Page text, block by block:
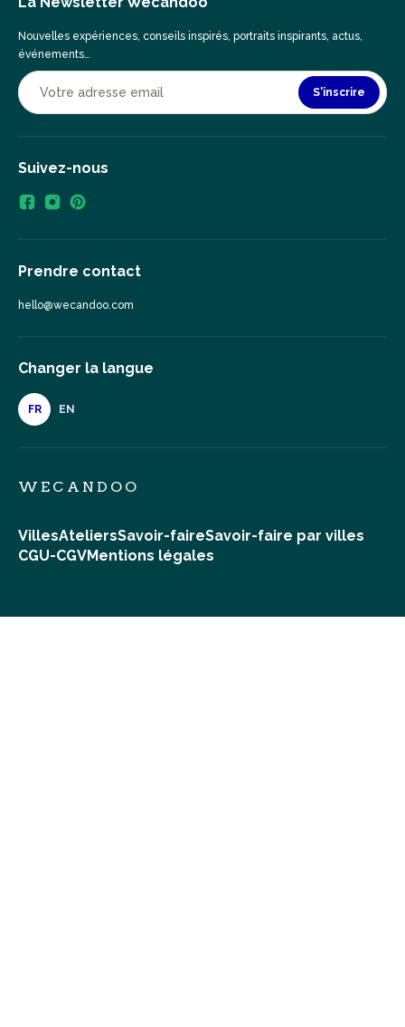
Nouvelles expériences, conseils inspirés, portraits inspirants, actus,
événements…
S'inscrire
Suivez-nous
Prendre contact
hello@wecandoo.com
Changer la langue
FR EN
WECANDOO
VillesAteliersSavoir-faireSavoir-faire par villes
CGU-CGVMentions légales